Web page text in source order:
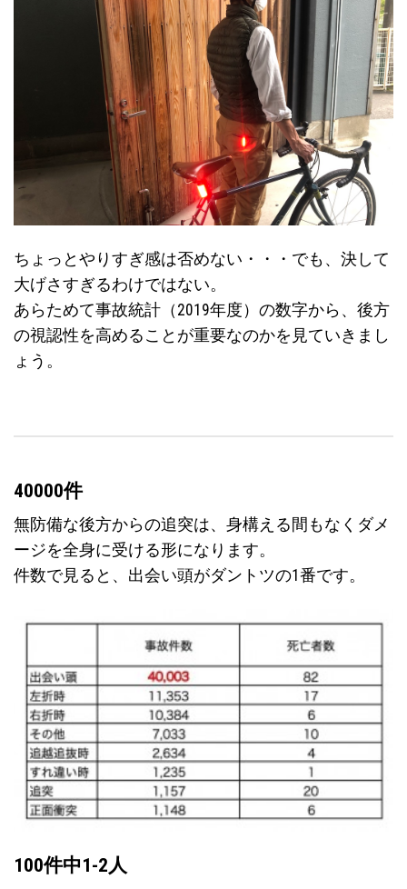
ちょっとやりすぎ感は否めない・・・でも、決して
大げさすぎるわけではない。
あらためて事故統計（2019年度）の数字から、後方
の視認性を高めることが重要なのかを見ていきまし
ょう。
40000件
無防備な後方からの追突は、身構える間もなくダメ
ージを全身に受ける形になります。
件数で見ると、出会い頭がダントツの1番です。
100件中1-2人